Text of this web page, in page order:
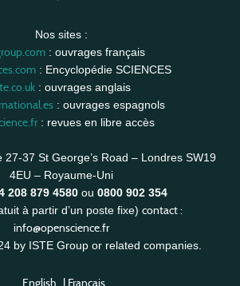
Nos sites :
: ouvrages français
: Encyclopédie SCIENCES
: ouvrages anglais
: ouvrages espagnols
: revues en libre accès
27-37 St George’s Road – Londres SW19
4EU – Royaume-Uni
208 879 4580 ou 0800 902 354
à partir d’un poste fixe) contact :
info@openscience.fr
by ISTE Group or related companies.
English | Français